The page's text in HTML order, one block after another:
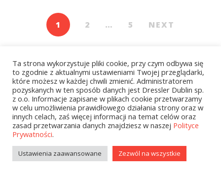
1 2 … 5 NEXT
Kategorie
zobacz wszystkie
Kolekcje Biedronka
Ta strona wykorzystuje pliki cookie, przy czym odbywa się
to zgodnie z aktualnymi ustawieniami Twojej przeglądarki,
które możesz w każdej chwili zmienić. Administratorem
pozyskanych w ten sposób danych jest Dressler Dublin sp.
z o.o. Informacje zapisane w plikach cookie przetwarzamy
w celu umożliwienia prawidłowego działania strony oraz w
innych celach, zaś więcej informacji na temat celów oraz
zasad przetwarzania danych znajdziesz w naszej Polityce
Prywatności.
Ustawienia zaawansowane Zezwól na wszystkie